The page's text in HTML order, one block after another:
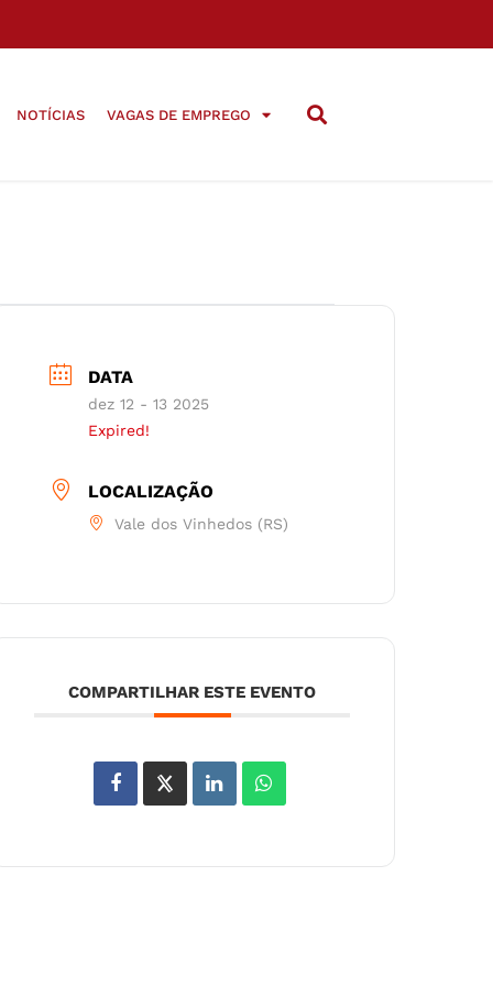
NOTÍCIAS VAGAS DE EMPREGO
DATA
dez 12 - 13 2025
Expired!
LOCALIZAÇÃO
Vale dos Vinhedos (RS)
COMPARTILHAR ESTE EVENTO